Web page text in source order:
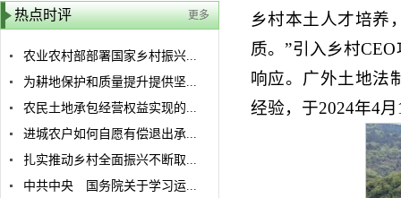
热点时评 更多
农业农村部部署国家乡村振兴...
为耕地保护和质量提升提供坚...
农民土地承包经营权益实现的...
进城农户如何自愿有偿退出承...
扎实推动乡村全面振兴不断取...
中共中央 国务院关于学习运...
乡村本土人才培养
质。”引入乡村
响应。广外土地法
经验，于2024年4